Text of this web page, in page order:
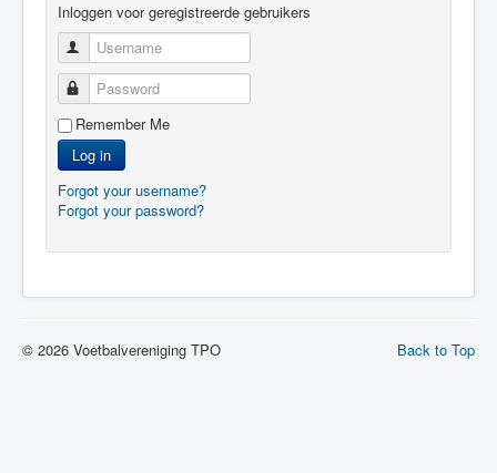
Inloggen voor geregistreerde gebruikers
Username
Password
Remember Me
Log in
Forgot your username?
Forgot your password?
Back to Top
© 2026 Voetbalvereniging TPO